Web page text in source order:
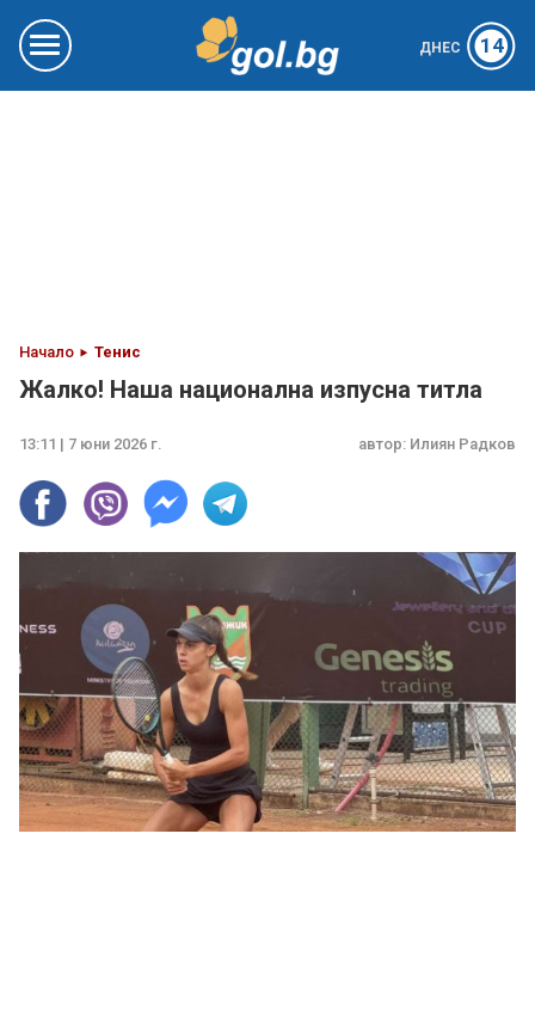
ДНЕС 14
Начало Тенис
Жалко! Наша национална изпусна титла
13:11 | 7 юни 2026 г. автор: Илиян Радков